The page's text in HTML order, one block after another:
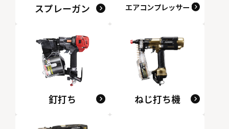
スプレーガン エアコンプレッサー
釘打ち ねじ打ち機